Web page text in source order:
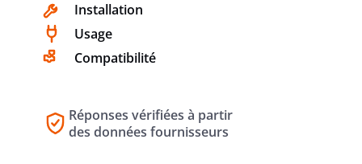
GOUTTELETTES/PARTICULES
ENFLAMMÉES SELON EN
13501-6
CLASSE DE PRODUCTION D'ACIDE SELON
Installation
Usage
Compatibilité
Réponses vérifiées à partir
des données fournisseurs